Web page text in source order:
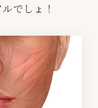
でしょ！